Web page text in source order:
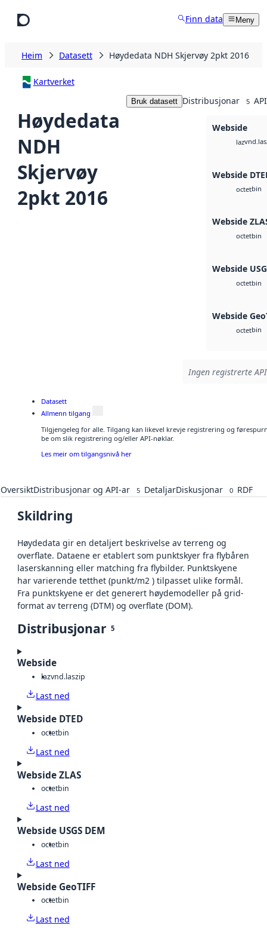
Finn data Meny
Heim Datasett Høydedata NDH Skjervøy 2pkt 2016
Kartverket
Høydedata
NDH
Skjervøy
2pkt 2016
Bruk datasett Distribusjonar 5
Webside
laz
Webside
octetbin
Webside
octetbin
Webside
octetbin
Webside
octetbin
Ingen registrerte
Datasett
Allmenn tilgang
Tilgjengeleg for alle. Tilgang kan likevel krevje registrering og
be om slik registrering og/eller API-nøklar.
Les meir om tilgangsnivå her
OversiktDistribusjonar og API-ar 5 DetaljarDiskusjonar 0 RDF
Skildring
Høydedata gir en detaljert beskrivelse av terreng og
overflate. Dataene er etablert som punktskyer fra flybåren
laserskanning eller matching fra flybilder. Punktskyene
har varierende tetthet (punkt/m2 ) tilpasset ulike formål.
Fra punktskyene er det generert høydemodeller på grid-
format av terreng (DTM) og overflate (DOM).
Distribusjonar 5
Webside
lazvnd.laszip
Last ned
Webside DTED
octetbin
Last ned
Webside ZLAS
octetbin
Last ned
Webside USGS DEM
octetbin
Last ned
Webside GeoTIFF
octetbin
Last ned